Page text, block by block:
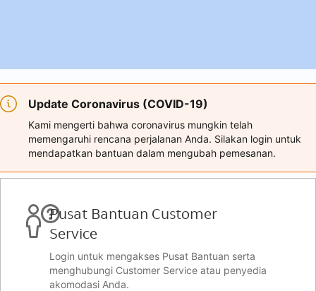
Update Coronavirus (COVID-19)
Kami mengerti bahwa coronavirus mungkin telah
memengaruhi rencana perjalanan Anda. Silakan login untuk
mendapatkan bantuan dalam mengubah pemesanan.
Pusat Bantuan Customer
Service
Login untuk mengakses Pusat Bantuan serta
menghubungi Customer Service atau penyedia
akomodasi Anda.